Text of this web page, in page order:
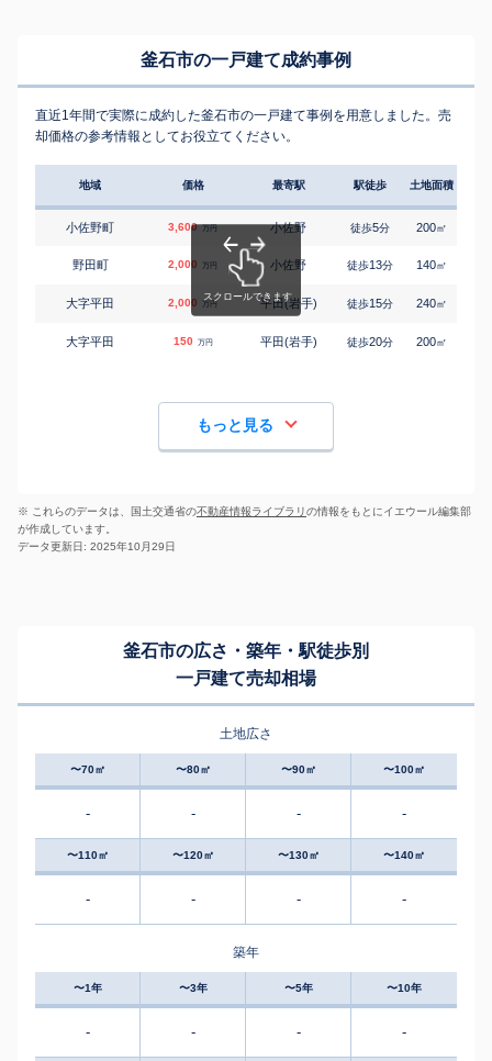
釜石市の一戸建て成約事例
直近1年間で実際に成約した釜石市の一戸建て事例を用意しました。売
却価格の参考情報としてお役立てください。
地域 価格 最寄駅 駅徒歩 土地面積
小佐野町 3,600 万円 小佐野 徒歩5分 200㎡
野田町 2,000 万円 小佐野 徒歩13分 140㎡
大字平田 2,000 万円 平田(岩手) 徒歩15分 240㎡
大字平田 150 万円 平田(岩手) 徒歩20分 200㎡
もっと見る
※ これらのデータは、国土交通省の不動産情報ライブラリの情報をもとにイエウール編集部
が作成しています。
データ更新日: 2025年10月29日
釜石市の広さ・築年・駅徒歩別
一戸建て売却相場
土地広さ
〜70㎡ 〜80㎡ 〜90㎡ 〜100㎡
- - - -
〜110㎡ 〜120㎡ 〜130㎡ 〜140㎡
- - - -
築年
〜1年 〜3年 〜5年 〜10年
- - - -